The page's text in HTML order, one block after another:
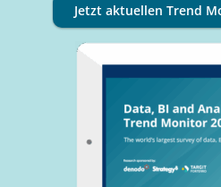
Jetzt aktuellen Trend